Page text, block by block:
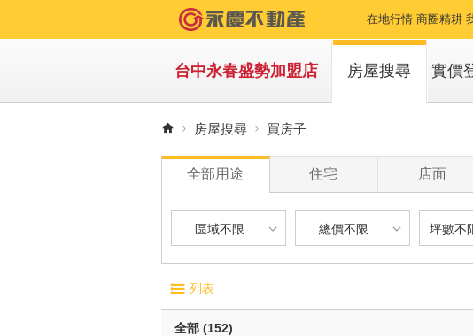
在地行情 商圈精耕
台中永春盛勢加盟店 房屋搜尋 實價
房屋搜尋 買房子
全部用途 住宅 店面
區域不限
台中市-南屯區
總價不限
500 萬以下
坪數不
坪
電梯大廈
無電梯公寓
列表
全部 (152)